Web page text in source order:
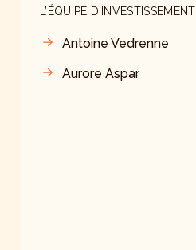
L’ÉQUIPE D’INVESTISSEMENT
Antoine Vedrenne
Aurore Aspar